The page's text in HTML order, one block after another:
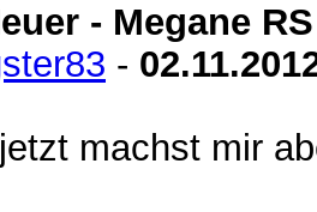
- Megane
-
machst mir